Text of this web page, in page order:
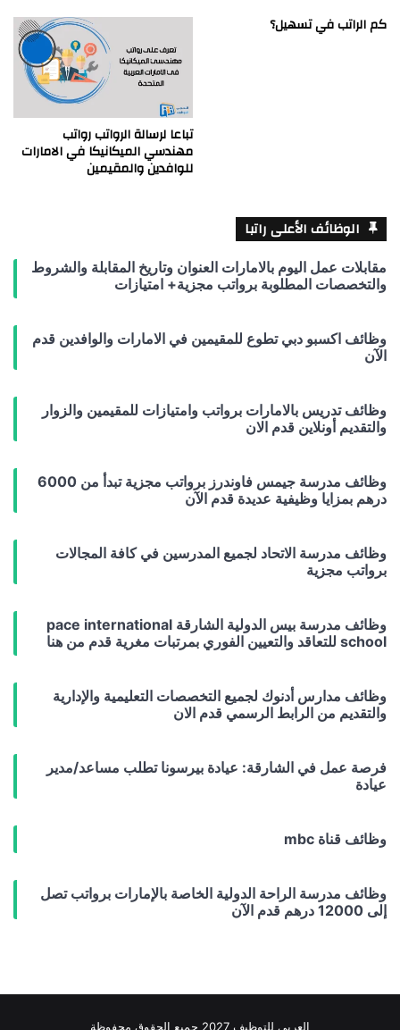
كم الراتب في تسهيل؟
تباعا لرسالة الرواتب رواتب
مهندسي الميكانيكا في الامارات
للوافدين والمقيمين
الوظائف الأعلى راتبا
مقابلات عمل اليوم بالامارات العنوان وتاريخ المقابلة والشروط
والتخصصات المطلوبة برواتب مجزية+ امتيازات
وظائف اكسبو دبي تطوع للمقيمين في الامارات والوافدين قدم
الآن
وظائف تدريس بالامارات برواتب وامتيازات للمقيمين والزوار
والتقديم أونلاين قدم الان
وظائف مدرسة جيمس فاوندرز برواتب مجزية تبدأ من 6000
درهم بمزايا وظيفية عديدة قدم الآن
وظائف مدرسة الاتحاد لجميع المدرسين في كافة المجالات
برواتب مجزية
وظائف مدرسة بيس الدولية الشارقة pace international
school للتعاقد والتعيين الفوري بمرتبات مغرية قدم من هنا
وظائف مدارس أدنوك لجميع التخصصات التعليمية والإدارية
والتقديم من الرابط الرسمي قدم الان
فرصة عمل في الشارقة: عيادة بيرسونا تطلب مساعد/مدير
عيادة
وظائف قناة mbc
وظائف مدرسة الراحة الدولية الخاصة بالإمارات برواتب تصل
إلى 12000 درهم قدم الآن
العربي للتوظيف 2027 جميع الحقوق محفوظة